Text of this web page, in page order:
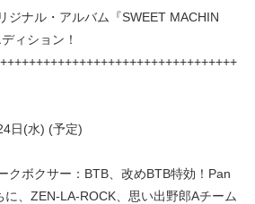
ジナル・アルバム『SWEET MACHIN
ィション！
日(水) (予定)
ボクサー：BTB、改めBTB特効！Pan
、ZEN-LA-ROCK、思い出野郎Aチーム